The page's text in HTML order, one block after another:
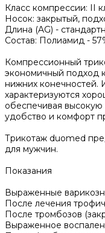
Класс компрессии: II
Носок: закрытый,
Длина (AG) -
Состав: Полиамид -
Компрессионный
экономичный подход
нижних конечностей.
характеризуются
обеспечивая
удобство и комфорт
Трикотаж duomed
для мужчин.
Показания
Выраженные
После лечения
После тромбозов
Выраженное